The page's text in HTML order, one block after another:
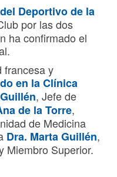
Deportivo de la
por las dos
ha confirmado el
francesa y
en la Clínica
, Jefe de
de la Torre,
de Medicina
Dra. Marta Guillén,
Miembro Superior.